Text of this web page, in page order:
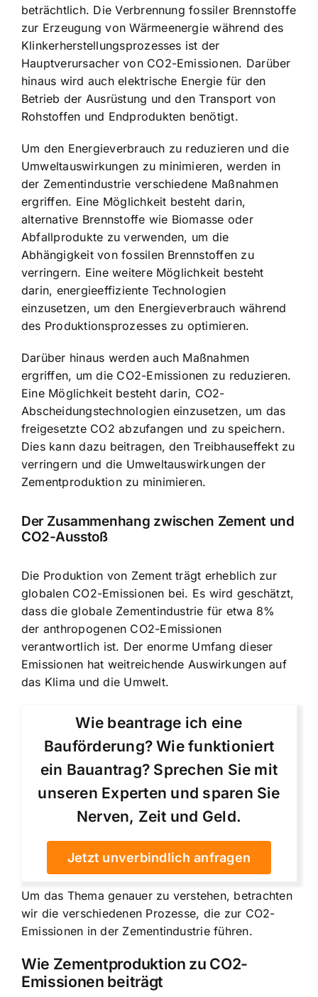
beträchtlich. Die Verbrennung fossiler Brennstoffe
zur Erzeugung von Wärmeenergie während des
Klinkerherstellungsprozesses ist der
Hauptverursacher von CO2-Emissionen. Darüber
hinaus wird auch elektrische Energie für den
Betrieb der Ausrüstung und den Transport von
Rohstoffen und Endprodukten benötigt.
Um den Energieverbrauch zu reduzieren und die
Umweltauswirkungen zu minimieren, werden in
der Zementindustrie verschiedene Maßnahmen
ergriffen. Eine Möglichkeit besteht darin,
alternative Brennstoffe wie Biomasse oder
Abfallprodukte zu verwenden, um die
Abhängigkeit von fossilen Brennstoffen zu
verringern. Eine weitere Möglichkeit besteht
darin, energieeffiziente Technologien
einzusetzen, um den Energieverbrauch während
des Produktionsprozesses zu optimieren.
Darüber hinaus werden auch Maßnahmen
ergriffen, um die CO2-Emissionen zu reduzieren.
Eine Möglichkeit besteht darin, CO2-
Abscheidungstechnologien einzusetzen, um das
freigesetzte CO2 abzufangen und zu speichern.
Dies kann dazu beitragen, den Treibhauseffekt zu
verringern und die Umweltauswirkungen der
Zementproduktion zu minimieren.
Der Zusammenhang zwischen Zement und
CO2-Ausstoß
Die Produktion von Zement trägt erheblich zur
globalen CO2-Emissionen bei. Es wird geschätzt,
dass die globale Zementindustrie für etwa 8%
der anthropogenen CO2-Emissionen
verantwortlich ist. Der enorme Umfang dieser
Emissionen hat weitreichende Auswirkungen auf
das Klima und die Umwelt.
Wie beantrage ich eine
Bauförderung? Wie funktioniert
ein Bauantrag? Sprechen Sie mit
unseren Experten und sparen Sie
Nerven, Zeit und Geld.
Jetzt unverbindlich anfragen
Um das Thema genauer zu verstehen, betrachten
wir die verschiedenen Prozesse, die zur CO2-
Emissionen in der Zementindustrie führen.
Wie Zementproduktion zu CO2-
Emissionen beiträgt